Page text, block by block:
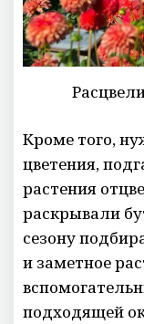
Кроме того,
цветения,
растения
раскрывали
сезону
и заметное
подходящей